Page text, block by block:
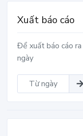
Xuất báo cáo
Để xuất báo cáo
ngày